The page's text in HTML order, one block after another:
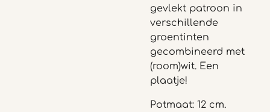
gevlekt patroon in
verschillende
groentinten
gecombineerd met
(room)wit. Een
plaatje!
Potmaat: 12 cm.